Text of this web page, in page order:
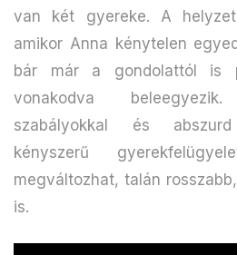
van két gyereke. A
amikor Anna kénytelen
bár már a gondolattól is
vonakodva
szabályokkal és
kényszerű
megváltozhat, talán
is.